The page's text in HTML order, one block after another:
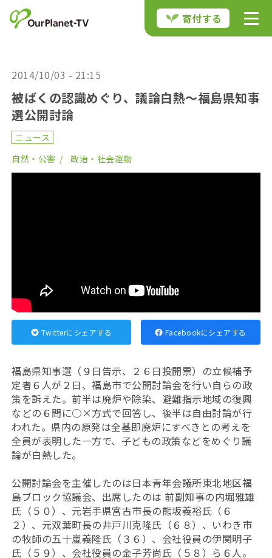
寄付する
2014/10/03 - 21:15
被ばくの認識めぐり、議論白熱～福島県知事
選公開討論
ニュース
自然・公害
政治・社会運動
Twitterにシェアする Facebookにシェアする
福島県知事選（９日告示、２６日投開票）の立候補予
定者６人が２日、福島市で公開討論会を行い自らの政
策を訴えた。前半は廃炉や除染、避難指示地域の復興
などの６問に○×方式で回答し、後半は自由討論が行
われた。県内の原発は全基即廃炉にすべきとの考えを
全員が表明した一方で、子どもの政策などをめぐり議
論が白熱した。
公開討論会を主催したのは日本青年会議所東北地区福
島ブロック協議会、出席したのは 前副知事の内堀雅雄
氏（５０）、元岩手県宮古市長の熊坂義裕氏（６
２）、元双葉町長の井戸川克隆氏（６８）、いわき市
の牧師の五十嵐義隆氏（３６）、会社役員の伊関明子
氏（５９）、会社役員の金子芳尚氏（５８）ら６人。